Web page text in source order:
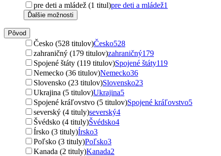
pre deti a mládež (1 titul)pre deti a mládež1
Ďalšie možnosti
Pôvod
Česko (528 titulov)Česko528
zahraničný (179 titulov)zahraničný179
Spojené štáty (119 titulov)Spojené štáty119
Nemecko (36 titulov)Nemecko36
Slovensko (23 titulov)Slovensko23
Ukrajina (5 titulov)Ukrajina5
Spojené kráľovstvo (5 titulov)Spojené kráľovstvo5
severský (4 tituly)severský4
Švédsko (4 tituly)Švédsko4
Írsko (3 tituly)Írsko3
Poľsko (3 tituly)Poľsko3
Kanada (2 tituly)Kanada2